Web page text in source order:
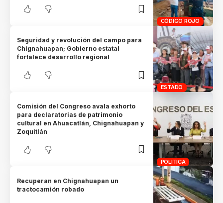
CÓDIGO ROJO
ESTADO
Seguridad y revolución del campo para
Chignahuapan; Gobierno estatal
fortalece desarrollo regional
POLÍTICA
Comisión del Congreso avala exhorto
para declaratorias de patrimonio
cultural en Ahuacatlán, Chignahuapan y
Zoquitlán
Recuperan en Chignahuapan un
tractocamión robado